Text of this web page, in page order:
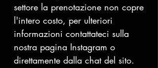
settore la prenotazione non copre
l'intero costo, per ulteriori
informazioni contattateci sulla
nostra pagina Instagram o
direttamente dalla chat del sito.